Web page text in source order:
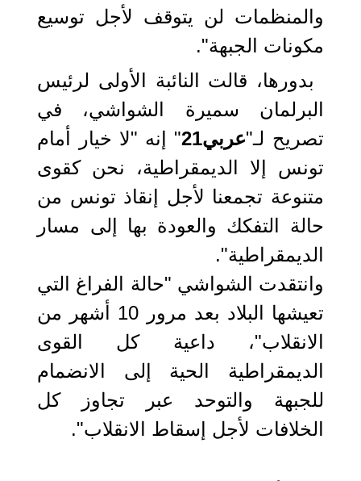
والمنظمات لن يتوقف لأجل توسيع
مكونات الجبهة".
بدورها، قالت النائبة الأولى لرئيس
البرلمان سميرة الشواشي، في
تصريح لـ"عربي21
" إنه "لا خيار أمام
تونس إلا الديمقراطية، نحن كقوى
متنوعة تجمعنا لأجل إنقاذ تونس من
حالة التفكك والعودة بها إلى مسار
الديمقراطية".
وانتقدت الشواشي "حالة الفراغ التي
تعيشها البلاد بعد مرور 10 أشهر من
الانقلاب"، داعية كل القوى
الديمقراطية الحية إلى الانضمام
للجبهة والتوحد عبر تجاوز كل
الخلافات لأجل إسقاط الانقلاب".